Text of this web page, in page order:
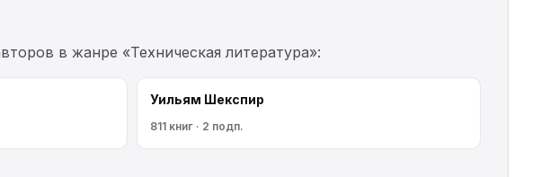
в жанре «Техническая литература»:
Уильям Шекспир
811 книг · 2 подп.